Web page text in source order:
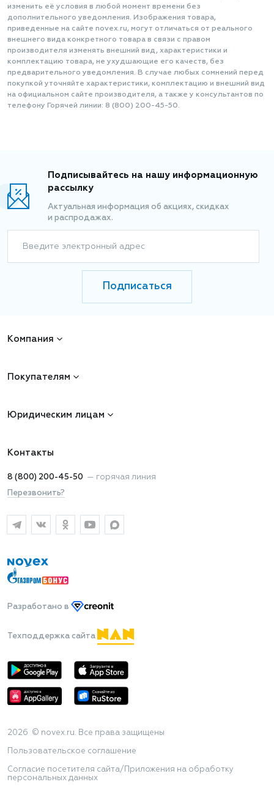
изменить её условия в любой момент времени без
дополнительного уведомления. Изображения товара,
приведенные на сайте novex.ru, могут отличаться от реального
внешнего вида конкретного товара в связи с правом
производителя изменять внешний вид, характеристики и
комплектацию товара, не ухудшающие его качеств, без
предварительного уведомления. В случае любых сомнений перед
покупкой уточняйте характеристики, комплектацию и внешний вид
на официальном сайте производителя, а также у консультантов по
телефону Горячей линии: 8 (800) 200-45-50.
Подписывайтесь на нашу информационную
рассылку
Актуальная информация об акциях, скидках
и распродажах.
Введите электронный адрес
Подписаться
Компания
Покупателям
Юридическим лицам
Контакты
8 (800) 200-45-50 — горячая линия
Перезвонить?
Разработано в
Техподдержка сайта
2026 © novex.ru. Все права защищены
Пользовательское соглашение
Согласие посетителя сайта/Приложения на обработку
персональных данных